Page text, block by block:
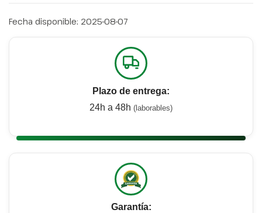
Fecha disponible: 2025-08-07
Plazo de entrega:
24h a 48h (laborables)
Garantía: